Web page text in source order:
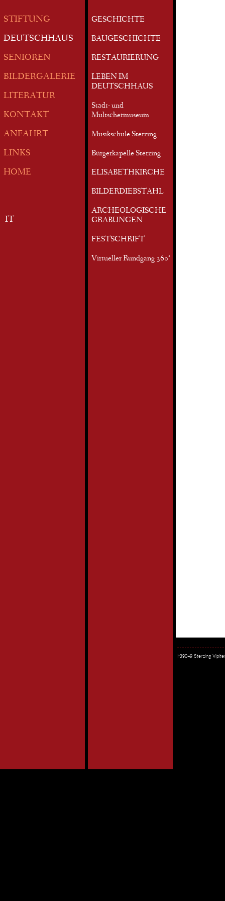
STIFTUNG
DEUTSCHHAUS
SENIOREN
BILDERGALERIE
LITERATUR
KONTAKT
ANFAHRT
LINKS
HOME
IT
GESCHICHTE
BAUGESCHICHTE
RESTAURIERUNG
LEBEN IM
DEUTSCHHAUS
Stadt- und
Multschermuseum
Musikschule Sterzing
Bürgerkapelle Sterzing
ELISABETHKIRCHE
BILDERDIEBSTAHL
ARCHEOLOGISCHE
GRABUNGEN
FESTSCHRIFT
Virtueller Rundgang 360°
I-39049 Sterzing